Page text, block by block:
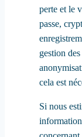
perte et le
passe,
gestion
cela est
Si nous